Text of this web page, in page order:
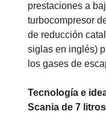
prestaciones a
turbocompresor
de reducción
siglas en inglés)
los gases de
Tecnología e
Scania de 7 litros